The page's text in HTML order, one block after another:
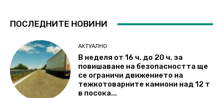
ПОСЛЕДНИТЕ НОВИНИ
АКТУАЛНО
В неделя от 16 ч. до 20 ч. за
повишаване на безопасността ще
се ограничи движението на
тежкотоварните камиони над 12 т
в посока...